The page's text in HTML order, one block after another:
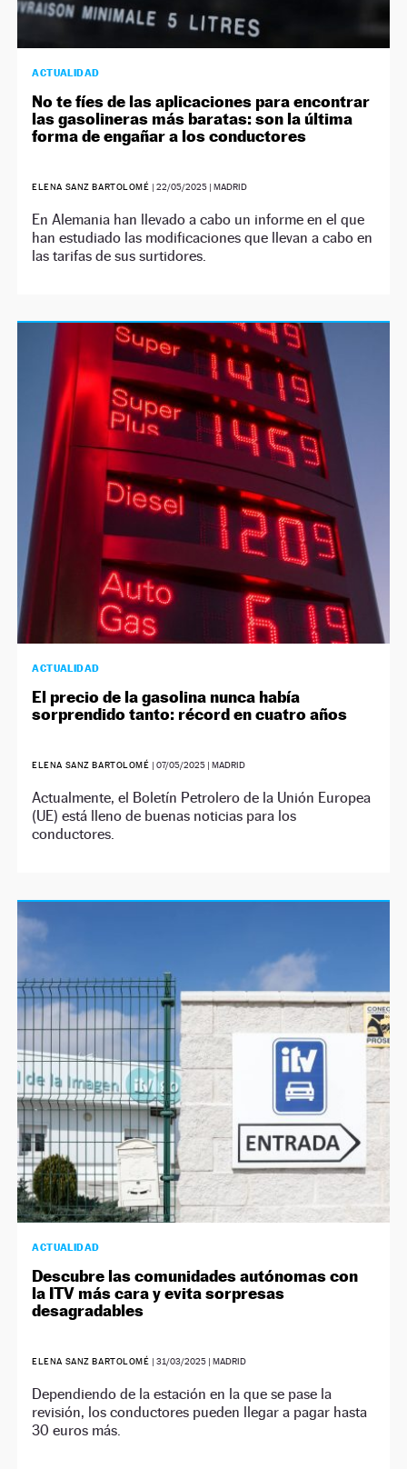
ACTUALIDAD
No te fíes de las aplicaciones para encontrar
las gasolineras más baratas: son la última
forma de engañar a los conductores
ELENA SANZ BARTOLOMÉ | 22/05/2025| MADRID
En Alemania han llevado a cabo un informe en el que
han estudiado las modificaciones que llevan a cabo en
las tarifas de sus surtidores.
ACTUALIDAD
El precio de la gasolina nunca había
sorprendido tanto: récord en cuatro años
ELENA SANZ BARTOLOMÉ | 07/05/2025| MADRID
Actualmente, el Boletín Petrolero de la Unión Europea
(UE) está lleno de buenas noticias para los
conductores.
ACTUALIDAD
Descubre las comunidades autónomas con
la ITV más cara y evita sorpresas
desagradables
ELENA SANZ BARTOLOMÉ | 31/03/2025| MADRID
Dependiendo de la estación en la que se pase la
revisión, los conductores pueden llegar a pagar hasta
30 euros más.